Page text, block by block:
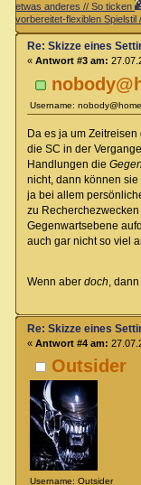
etwas anderes // So ticken
vorbereitet-flexiblen
Username: nobody@home
Re: Skizze eines
« Antwort #3 am:
Da es ja um
die SC in der
Handlungen die
nicht, dann können
ja bei allem
zu
Gegenwartsebene
auch gar nicht so viel
Wenn aber doch ,
Outsider
Username: Outsider
Re: Skizze eines
« Antwort #4 am: